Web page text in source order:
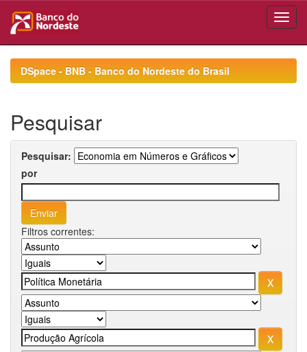
navigationDSpace - BNB - Banco do Nordeste do Brasil
Pesquisar
Pesquisar:
por
Filtros correntes: